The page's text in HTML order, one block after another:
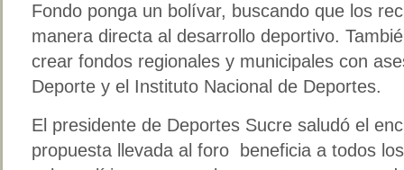
Fondo ponga un bolívar, buscando que los
manera directa al desarrollo deportivo.
crear fondos regionales y municipales con
Deporte y el Instituto Nacional de Deportes.
El presidente de Deportes Sucre saludó el
propuesta llevada al foro beneficia a todos